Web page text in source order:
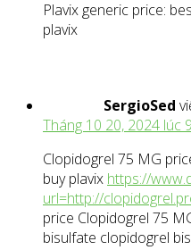
Plavix generic price:
plavix
SergioSed
Tháng 10 20, 2024 lúc
Clopidogrel 75 MG
buy plavix https://
url=http://
price Clopidogrel 75
bisulfate clopidogrel